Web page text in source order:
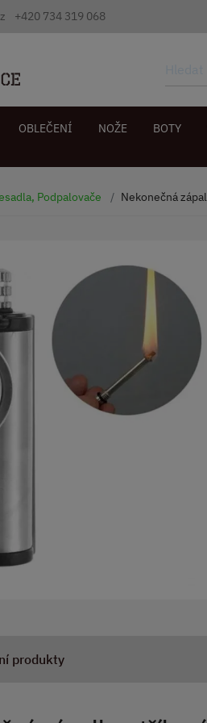
+420 734 319 068
OBLEČENÍ NOŽE BOTY
Podpalovače Nekonečná
produkty